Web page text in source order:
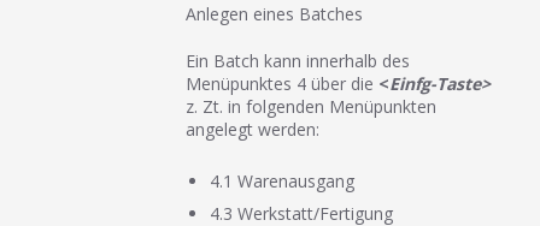
Anlegen eines Batches
Ein Batch kann innerhalb des
Menüpunktes 4 über die <Einfg-Taste>
z. Zt. in folgenden Menüpunkten
angelegt werden:
4.1 Warenausgang
4.3 Werkstatt/Fertigung